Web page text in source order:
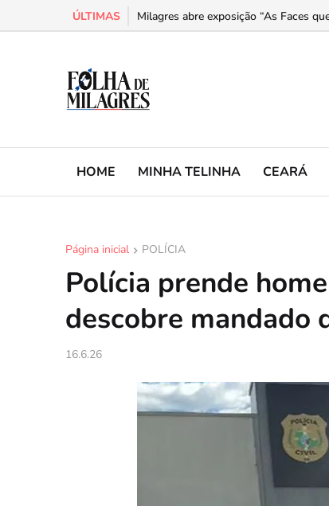
ÚLTIMAS Milagres abre exposição “As Faces
HOME MINHA TELINHA CEARÁ
Página inicial POLÍCIA
Polícia prende
descobre mandado
16.6.26